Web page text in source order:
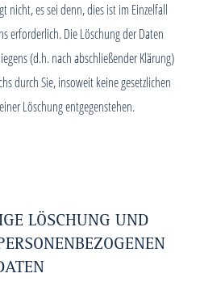
nicht, es sei denn, dies ist im Einzelfall
erforderlich. Die Löschung der Daten
(d.h. nach abschließender Klärung)
durch Sie, insoweit keine gesetzlichen
Löschung entgegenstehen.
LÖSCHUNG UND S
D